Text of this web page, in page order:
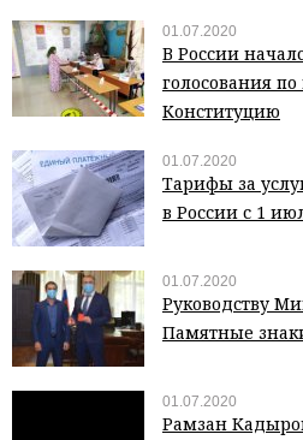
01.07.2020
В России
голосования
Конституцию
01.07.2020
Тарифы за
в России с 1
01.07.2020
Руководству
Памятные
01.07.2020
Рамзан